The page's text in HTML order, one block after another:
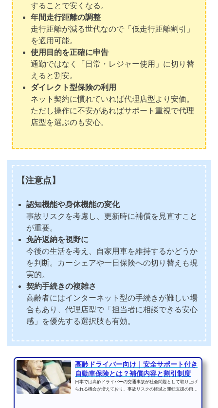
することで安くなる。
年間走行距離の調整
走行距離が減る世代なので「低走行距離割引」
を適用可能。
使用目的を正確に申告
通勤ではなく「日常・レジャー使用」に切り替
えると割安。
ダイレクト型保険の利用
ネット契約に慣れていれば代理店型より安価。
ただし操作に不安があればサポート重視で代理
店型を選ぶのも安心。
【注意点】
認知機能や身体機能の変化
事故リスクを考慮し、更新時に補償を見直すこと
が重要。
免許返納を視野に
今後の生活を考え、自家用車を維持するかどうか
を判断。カーシェアや一日保険への切り替えも現
実的。
契約手続きの複雑さ
高齢者にはインターネット型の手続きが難しい場
合もあり、代理店型で「担当者に相談できる安心
感」を優先する選択肢も有効。
高齢ドライバー向け｜安全サポート付き
自動車保険とは？補償内容と割引制度
日本では高齢ドライバーの交通事故が社会問題として取り上げ
られる機会が増えており、事故リスクの軽減と運転支援の両立